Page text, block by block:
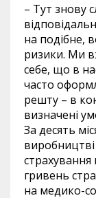
– Тут знову
на подібне,
ризики. Ми
себе, що в
часто
решту – в
визначені
За десять
гривень
на медико-